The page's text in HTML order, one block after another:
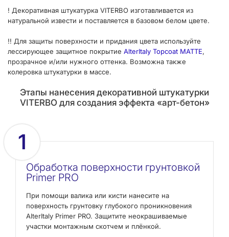
! Декоративная штукатурка VITERBO изготавливается из
натуральной извести и поставляется в базовом белом цвете.
!! Для защиты поверхности и придания цвета используйте
лессирующее защитное покрытие AlterItaly Topcoat MATTE,
прозрачное и/или нужного оттенка. Возможна также
колеровка штукатурки в массе.
Этапы нанесения декоративной штукатурки
VITERBO для создания эффекта «арт-бетон»
1
Обработка поверхности грунтовкой
Primer PRO
При помощи валика или кисти нанесите на
поверхность грунтовку глубокого проникновения
AlterItaly Primer PRO. Защитите неокрашиваемые
участки монтажным скотчем и плёнкой.